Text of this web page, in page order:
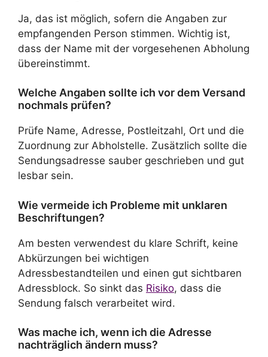
Ja, das ist möglich, sofern die Angaben zur
empfangenden Person stimmen. Wichtig ist,
dass der Name mit der vorgesehenen Abholung
übereinstimmt.
Welche Angaben sollte ich vor dem Versand
nochmals prüfen?
Prüfe Name, Adresse, Postleitzahl, Ort und die
Zuordnung zur Abholstelle. Zusätzlich sollte die
Sendungsadresse sauber geschrieben und gut
lesbar sein.
Wie vermeide ich Probleme mit unklaren
Beschriftungen?
Am besten verwendest du klare Schrift, keine
Abkürzungen bei wichtigen
Adressbestandteilen und einen gut sichtbaren
Adressblock. So sinkt das Risiko, dass die
Sendung falsch verarbeitet wird.
Was mache ich, wenn ich die Adresse
nachträglich ändern muss?